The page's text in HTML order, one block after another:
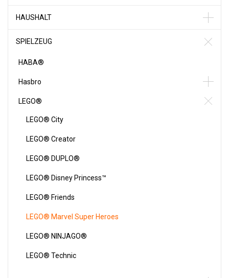
HAUSHALT
SPIELZEUG
HABA®
Hasbro
LEGO®
LEGO® City
LEGO® Creator
LEGO® DUPLO®
LEGO® Disney Princess™
LEGO® Friends
LEGO® Marvel Super Heroes
LEGO® NINJAGO®
LEGO® Technic